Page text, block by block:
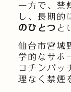
一方で、禁
し、長期的
のひとつ と
仙台市宮城
学的なサポ
コチンパッ
理なく禁煙